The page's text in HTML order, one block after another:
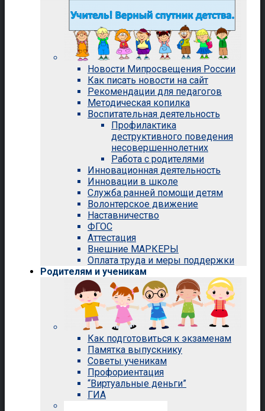
Новости Мипросвещения России
Как писать новости на сайт
Рекомендации для педагогов
Методическая копилка
Воспитательная деятельность
Профилактика
деструктивного поведения
несовершеннолетних
Работа с родителями
Инновационная деятельность
Инновации в школе
Служба ранней помощи детям
Волонтерское движение
Наставничество
ФГОС
Аттестация
Внешние МАРКЕРЫ
Оплата труда и меры поддержки
Родителям и ученикам
Как подготовиться к экзаменам
Памятка выпускнику
Советы ученикам
Профориентация
“Виртуальные деньги”
ГИА